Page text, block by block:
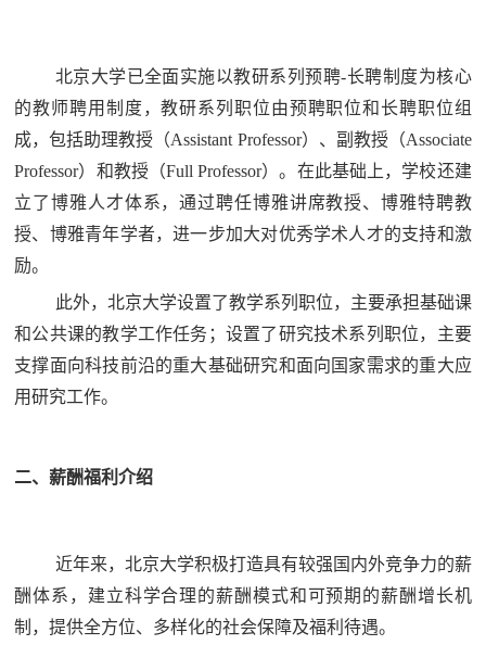
北京大学已全面实施以教研系列预聘-长聘制度为核心
的教师聘用制度，教研系列职位由预聘职位和长聘职位组
成，包括助理教授（Assistant Professor）、副教授（Associate
Professor）和教授（Full Professor）。在此基础上，学校还建
立了博雅人才体系，通过聘任博雅讲席教授、博雅特聘教
授、博雅青年学者，进一步加大对优秀学术人才的支持和激
励。
此外，北京大学设置了教学系列职位，主要承担基础课
和公共课的教学工作任务；设置了研究技术系列职位，主要
支撑面向科技前沿的重大基础研究和面向国家需求的重大应
用研究工作。
二、薪酬福利介绍
近年来，北京大学积极打造具有较强国内外竞争力的薪
酬体系，建立科学合理的薪酬模式和可预期的薪酬增长机
制，提供全方位、多样化的社会保障及福利待遇。